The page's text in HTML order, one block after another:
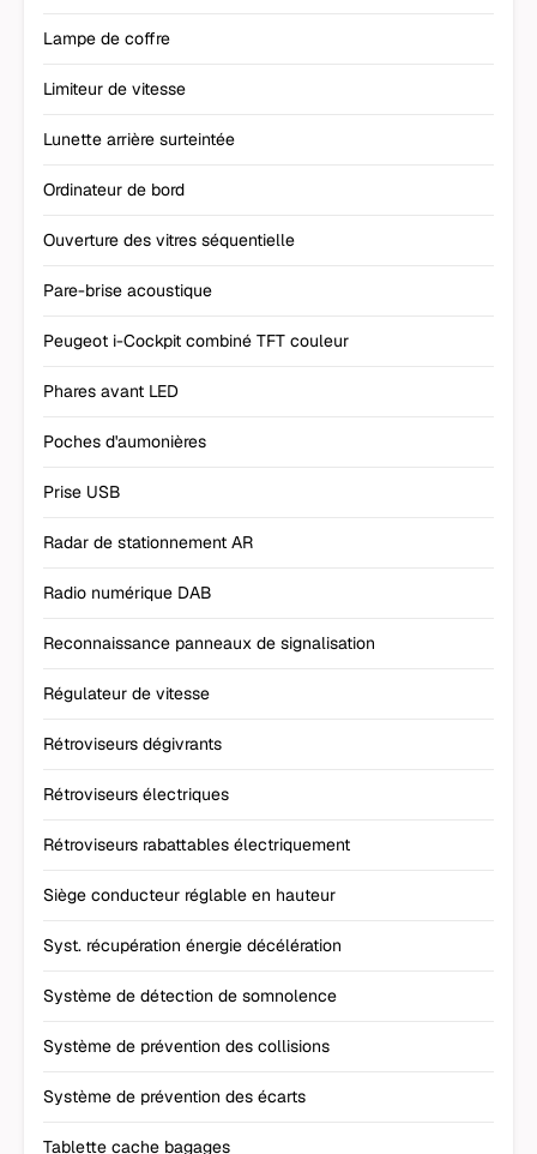
Lampe de coffre
Limiteur de vitesse
Lunette arrière surteintée
Ordinateur de bord
Ouverture des vitres séquentielle
Pare-brise acoustique
Peugeot i-Cockpit combiné TFT couleur
Phares avant LED
Poches d'aumonières
Prise USB
Radar de stationnement AR
Radio numérique DAB
Reconnaissance panneaux de signalisation
Régulateur de vitesse
Rétroviseurs dégivrants
Rétroviseurs électriques
Rétroviseurs rabattables électriquement
Siège conducteur réglable en hauteur
Syst. récupération énergie décélération
Système de détection de somnolence
Système de prévention des collisions
Système de prévention des écarts
Tablette cache bagages